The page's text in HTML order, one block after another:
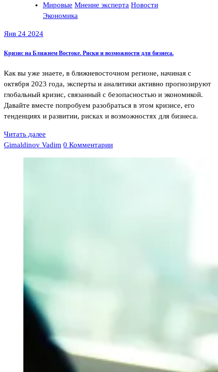
Мировые Мнение эксперта Новости
Экономика
Янв 24 2024
Кризис на Ближнем Востоке. Риски и возможности для бизнеса.
Как вы уже знаете, в ближневосточном регионе, начиная с
октября 2023 года, эксперты и аналитики активно прогнозируют
глобальный кризис, связанный с безопасностью и экономикой.
Давайте вместе попробуем разобраться в этом кризисе, его
тенденциях и развитии, рисках и возможностях для бизнеса.
Читать далее
Gimaldinov Vadim 0 Комментарии